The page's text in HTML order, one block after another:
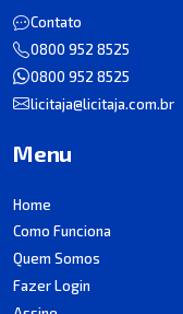
Contato
0800 952 8525
0800 952 8525
licitaja@licitaja.com.br
Menu
Home
Como Funciona
Quem Somos
Fazer Login